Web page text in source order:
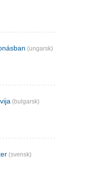
(ungarsk)
(bulgarsk)
(svensk)